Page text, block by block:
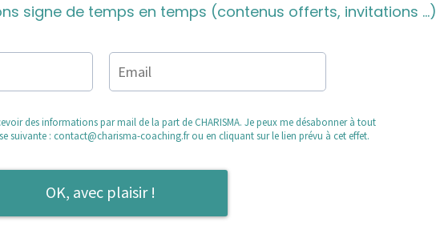
signe de temps en temps (contenus offerts, invitations ...)
des informations par mail de la part de CHARISMA. Je peux me désabonner à tout
suivante : contact@charisma-coaching.frou en cliquant sur le lien prévu à cet effet.
OK, avec plaisir !